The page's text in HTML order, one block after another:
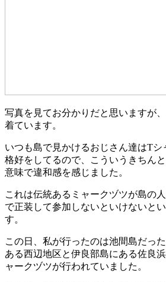
写真を見てお分かりだと思いますが
着ています。
いつも島で見かけるおじさん達はT
格好をしてるので、こういうきちん
意味で違和感を感じました。
これは伝統あるミャークヅツが島の
で正装して参加しないといけないと
す。
この日、私が行ったのは池間島だっ
ある西辺地区と伊良部島にある佐良
ャークヅツが行われていました。